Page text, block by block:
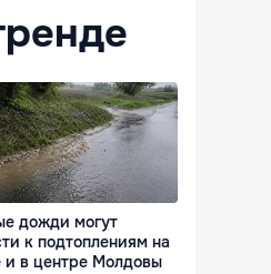
дожди могут
к подтоплениям на
и в центре Молдовы